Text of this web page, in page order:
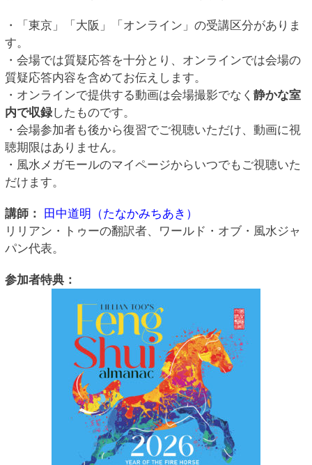
・「東京」「大阪」「オンライン」の受講区分がありま
す。
・会場では質疑応答を十分とり、オンラインでは会場の
質疑応答内容を含めてお伝えします。
・オンラインで提供する動画は会場撮影でなく 静かな室
内で収録したものです。
・会場参加者も後から復習でご視聴いただけ、動画に視
聴期限はありません。
・風水メガモールのマイページからいつでもご視聴いた
だけます。
講師：
田中道明（たなかみちあき）
リリアン・トゥーの翻訳者、ワールド・オブ・風水ジャ
パン代表。
参加者特典：